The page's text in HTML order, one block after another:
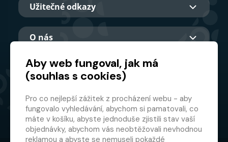
Užitečné odkazy
O nás
Hlavní partner
Aby web fungoval, jak má
(souhlas s cookies)
Pro co nejlepší zážitek z procházení webu - aby
fungovalo vyhledávání, abychom si pamatovali, co
máte v košíku, abyste jednoduše zjistili stav vaší
objednávky, abychom vás neobtěžovali nevhodnou
reklamou a abyste se nemuseli pokaždé